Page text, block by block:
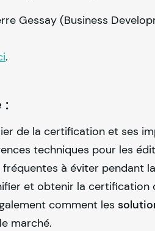
Gessay (Business
.
:
de la certification et ses
techniques pour les
fréquentes à éviter pendant
et obtenir la certification
comment les
marché.